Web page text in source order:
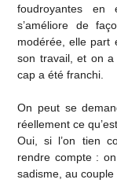
foudroyantes en
s’améliore de
modérée, elle part
son travail, et on a
cap a été franchi.
On peut se
réellement ce
Oui, si l’on tien
rendre compte :
sadisme, au